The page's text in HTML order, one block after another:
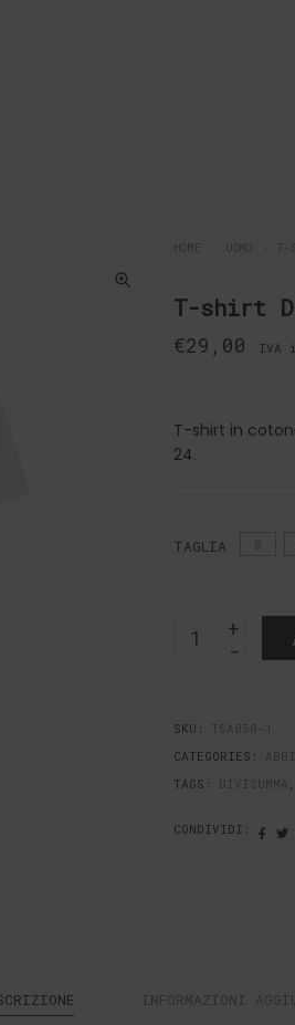
HOME UOMO T-
T-shirt
€29,00 IVA
T-shirt in
24.
TAGLIA
shirt
Quantità
SKU:
TSA050-1
CATEGORIES:
TAGS: DIVISUMMA ,
CONDIVIDI:
INFORMAZIONI